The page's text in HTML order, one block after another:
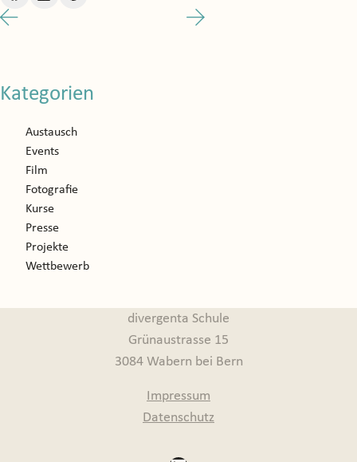
Kategorien
Austausch
Events
Film
Fotografie
Kurse
Presse
Projekte
Wettbewerb
divergenta Schule
Grünaustrasse 15
3084 Wabern bei Bern
Impressum
Datenschutz